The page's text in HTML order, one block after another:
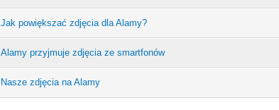
Jak powiększać zdjęcia dla Alamy?
Alamy przyjmuje zdjęcia ze smartfonów
Nasze zdjęcia na Alamy